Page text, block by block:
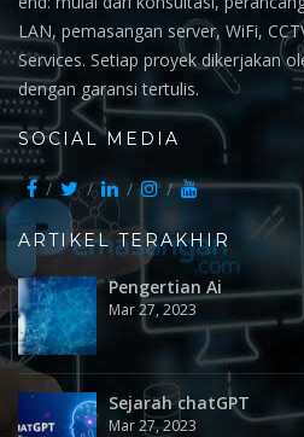
LAN, pemasangan server, WiFi,
Services. Setiap proyek dikerjakan
dengan garansi tertulis.
SOCIAL MEDIA
ARTIKEL TERAKHIR
Pengertian Ai
Mar 27, 2023
Sejarah chatGPT
Mar 27, 2023